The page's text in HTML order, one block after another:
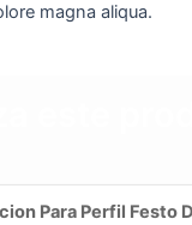
magna aliqua.